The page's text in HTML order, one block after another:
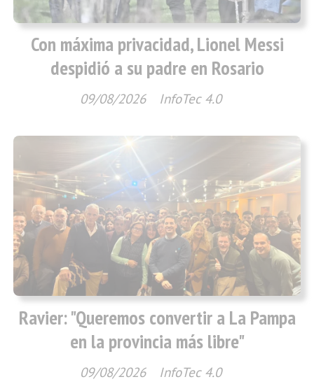
Con máxima privacidad, Lionel Messi
despidió a su padre en Rosario
InfoTec 4.0
09/08/2026
Ravier: "Queremos convertir a La Pampa
en la provincia más libre"
InfoTec 4.0
09/08/2026